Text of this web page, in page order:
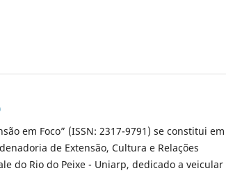
em Foco” (ISSN: 2317-9791) se constitui em
de Extensão, Cultura e Relações
do Rio do Peixe - Uniarp, dedicado a veicular